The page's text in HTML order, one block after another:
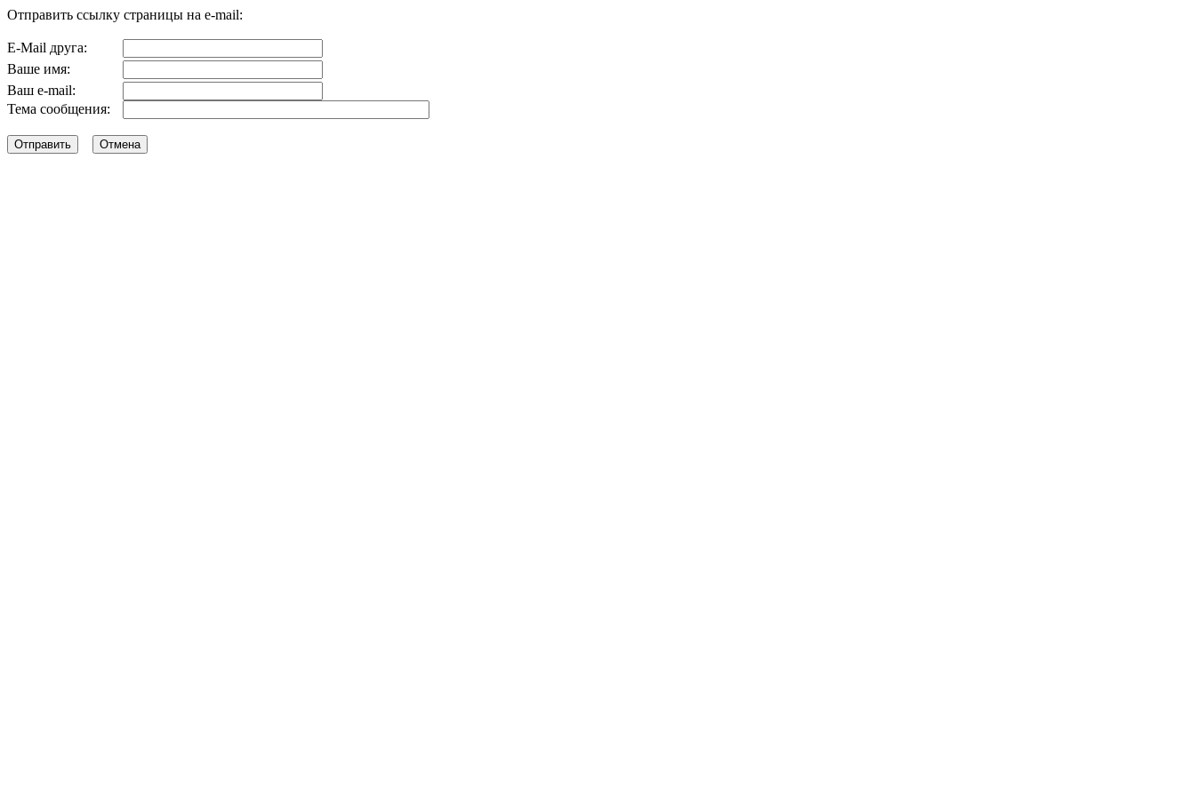
Отправить ссылку страницы на e-mail:
E-Mail друга:
Ваше имя:
Ваш e-mail:
Тема сообщения: